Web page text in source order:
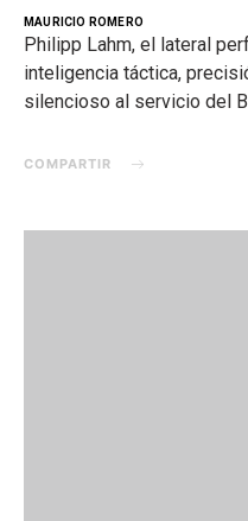
MAURICIO ROMERO
Philipp Lahm, el lateral
inteligencia táctica,
silencioso al servicio del
COMPARTIR